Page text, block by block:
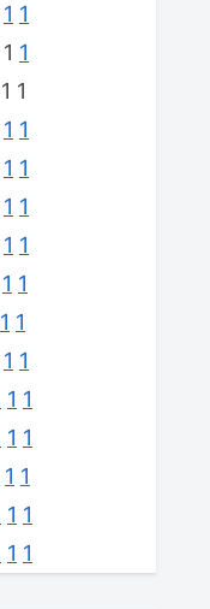
1 1
1 1
1 1
1 1
1 1
1 1
1 1
1 1
1 1
1 1
1 1
1 1
1 1
1 1
1 1